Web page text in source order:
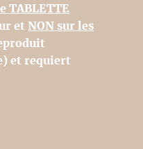
TABLETTE
etNON sur les
et requiert